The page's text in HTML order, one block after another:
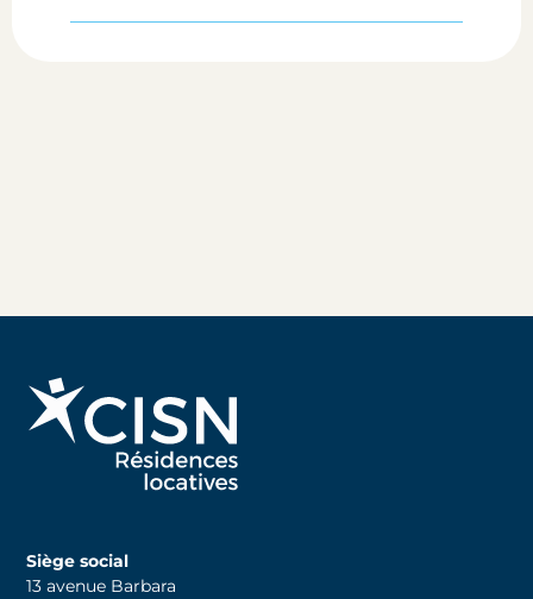
Siège social
13 avenue Barbara